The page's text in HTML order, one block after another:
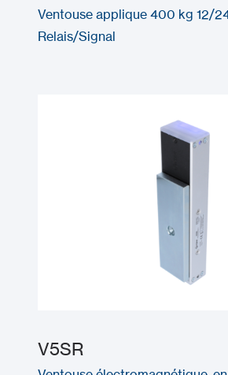
Ventouse applique 400 kg 12/
Relais/Signal
V5SR